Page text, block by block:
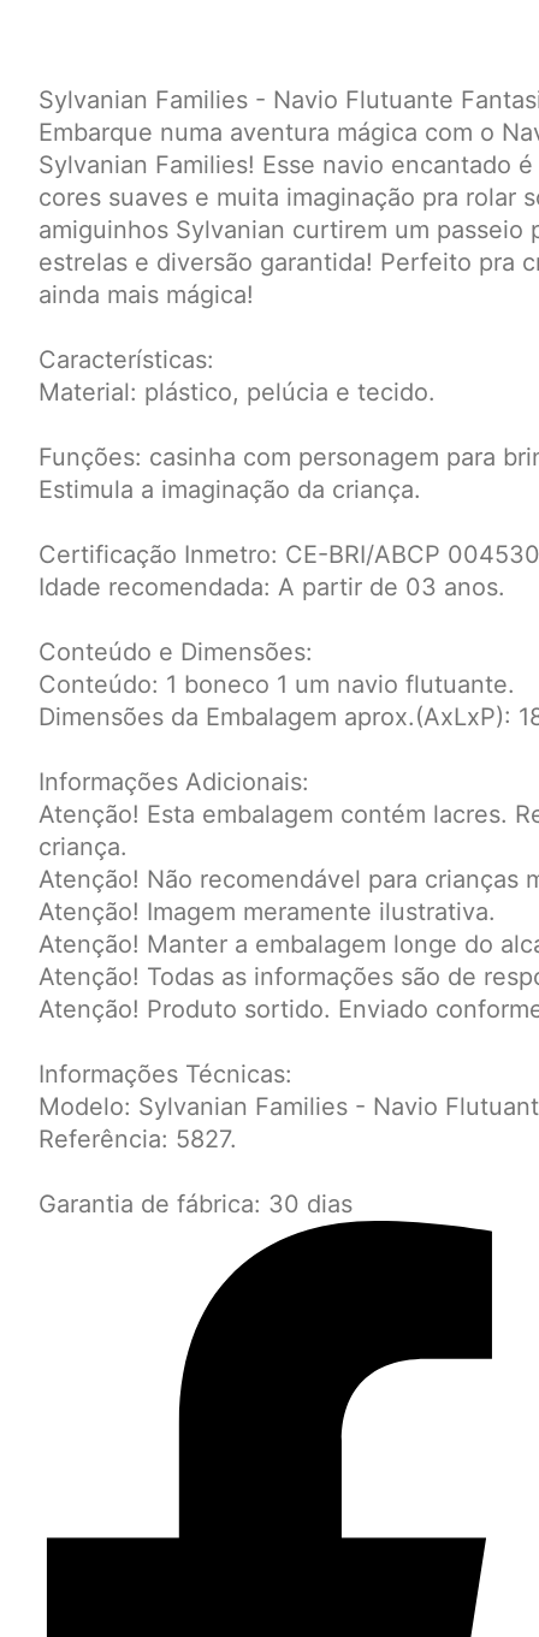
Sylvanian Families - Navio Flutuante
Embarque numa aventura mágica com o
Sylvanian Families! Esse navio encantado
cores suaves e muita imaginação pra rolar
amiguinhos Sylvanian curtirem um
estrelas e diversão garantida! Perfeito pra
ainda mais mágica!
Características:
Material: plástico, pelúcia e tecido.
Funções: casinha com personagem para
Estimula a imaginação da criança.
Certificação Inmetro: CE-BRI/ABCP
Idade recomendada: A partir de 03 anos.
Conteúdo e Dimensões:
Conteúdo: 1 boneco 1 um navio flutuante.
Dimensões da Embalagem aprox.(AxLxP):
Informações Adicionais:
Atenção! Esta embalagem contém lacres.
criança.
Atenção! Não recomendável para crianças
Atenção! Imagem meramente ilustrativa.
Atenção! Manter a embalagem longe do
Atenção! Todas as informações são de
Atenção! Produto sortido. Enviado
Informações Técnicas:
Modelo: Sylvanian Families - Navio
Referência: 5827.
Garantia de fábrica: 30 dias